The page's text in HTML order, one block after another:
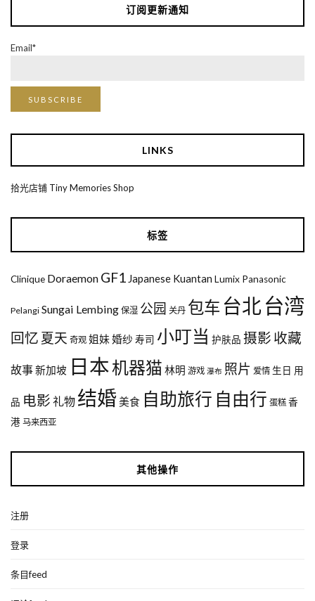
订阅更新通知
Email*
LINKS
拾光店铺 Tiny Memories Shop
标签
Clinique Doraemon GF1 Japanese Kuantan Lumix Panasonic
Pelangi Sungai Lembing 保湿 公园 关丹 包车 台北 台湾
回忆 夏天 奇观 姐妹婚纱 寿司 小叮当 护肤品 摄影 收藏
故事新加坡 日本机器猫 林明 游戏 瀑布 照片 爱情 生日 用
品 电影 礼物 结婚美食 自助旅行 自由行 蛋糕 香
港 马来西亚
其他操作
注册
登录
条目feed